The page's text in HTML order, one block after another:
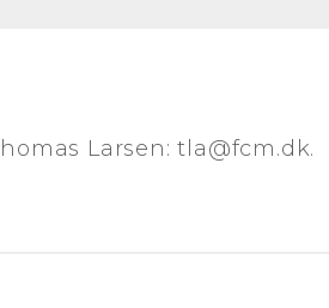
Larsen: tla@fcm.dk.